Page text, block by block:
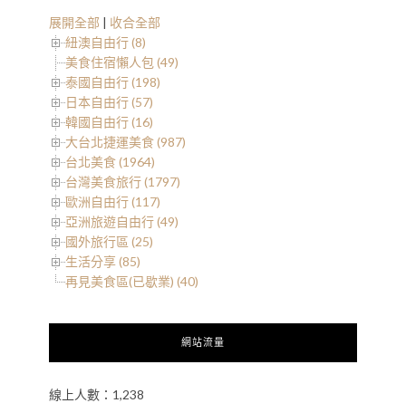
展開全部 | 收合全部
紐澳自由行 (8)
美食住宿懶人包 (49)
泰國自由行 (198)
日本自由行 (57)
韓國自由行 (16)
大台北捷運美食 (987)
台北美食 (1964)
台灣美食旅行 (1797)
歐洲自由行 (117)
亞洲旅遊自由行 (49)
國外旅行區 (25)
生活分享 (85)
再見美食區(已歇業) (40)
網站流量
線上人數：1,238